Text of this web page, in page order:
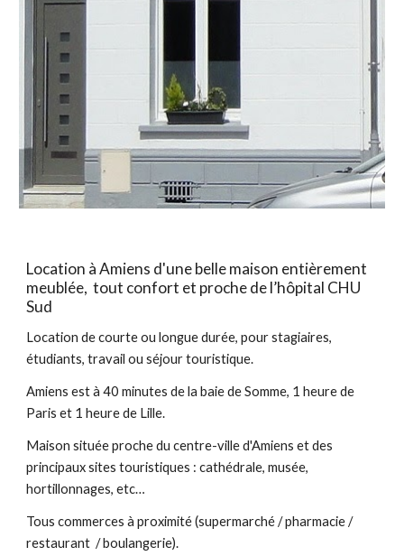
Location à Amiens d'une belle maison entièrement
meublée, tout confort et proche de l’hôpital CHU
Sud
Location de courte ou longue durée, pour stagiaires,
étudiants, travail ou séjour touristique.
Amiens est à 40 minutes de la baie de Somme, 1 heure de
Paris et 1 heure de Lille.
Maison située proche du centre-ville d'Amiens et des
principaux sites touristiques : cathédrale, musée,
hortillonnages, etc…
Tous commerces à proximité(supermarché / pharmacie /
restaurant / boulangerie).